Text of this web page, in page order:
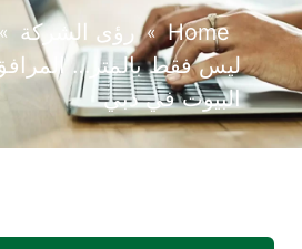
Home
» رؤى الشركة »
ليس فقط بالمتر…
البيوت في دبي